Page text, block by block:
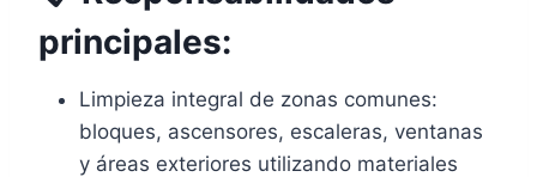
principales:
Limpieza integral de zonas comunes:
bloques, ascensores, escaleras, ventanas
y áreas exteriores utilizando materiales